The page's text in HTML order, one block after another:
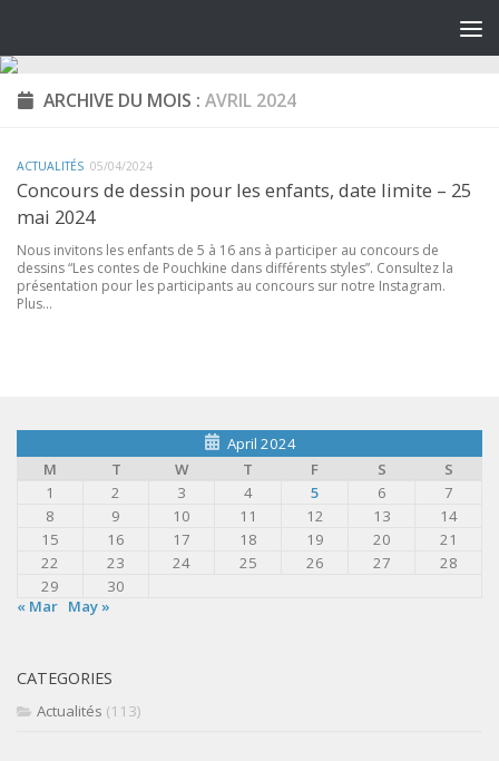
ARCHIVE DU MOIS : AVRIL 2024
ACTUALITÉS 05/04/2024
Concours de dessin pour les enfants, date limite – 25
mai 2024
Nous invitons les enfants de 5 à 16 ans à participer au concours de
dessins “Les contes de Pouchkine dans différents styles”. Consultez la
présentation pour les participants au concours sur notre Instagram.
Plus...
April 2024
M
T W T F S
S
1
2 3 4 5 6
7
8
9 10 11 12 13
14
15
16 17 18 19 20
21
22
23 24 25 26 27
28
29
30
« Mar May »
CATEGORIES
Actualités (113)